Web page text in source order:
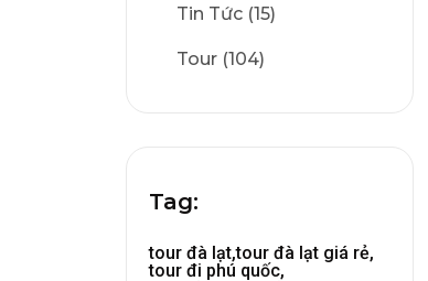
Tin Tức (15)
Tour (104)
Tag:
tour đà lạt,tour đà lạt giá rẻ,
tour đi phú quốc,